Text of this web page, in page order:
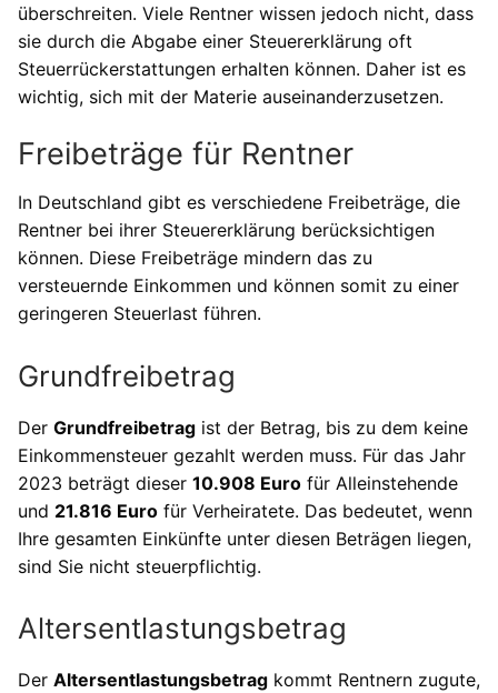
überschreiten. Viele Rentner wissen jedoch nicht, dass
sie durch die Abgabe einer Steuererklärung oft
Steuerrückerstattungen erhalten können. Daher ist es
wichtig, sich mit der Materie auseinanderzusetzen.
Freibeträge für Rentner
In Deutschland gibt es verschiedene Freibeträge, die
Rentner bei ihrer Steuererklärung berücksichtigen
können. Diese Freibeträge mindern das zu
versteuernde Einkommen und können somit zu einer
geringeren Steuerlast führen.
Grundfreibetrag
Der Grundfreibetrag ist der Betrag, bis zu dem keine
Einkommensteuer gezahlt werden muss. Für das Jahr
2023 beträgt dieser 10.908 Euro für Alleinstehende
und 21.816 Euro für Verheiratete. Das bedeutet, wenn
Ihre gesamten Einkünfte unter diesen Beträgen liegen,
sind Sie nicht steuerpflichtig.
Altersentlastungsbetrag
Der Altersentlastungsbetrag kommt Rentnern zugute,